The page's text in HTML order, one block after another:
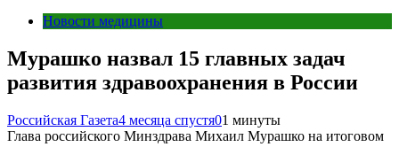
Новости медицины
Мурашко назвал 15 главных задач
развития здравоохранения в России
Российская Газета4 месяца спустя01 минуты
Глава российского Минздрава Михаил Мурашко на итоговом